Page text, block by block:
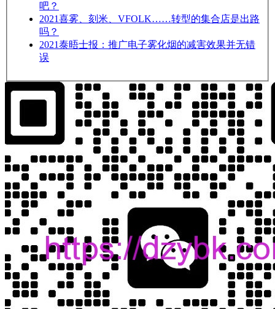
吧？
2021喜雾、刻米、VFOLK……转型的集合店是出路
吗？
2021泰晤士报：推广电子雾化烟的减害效果并无错
误